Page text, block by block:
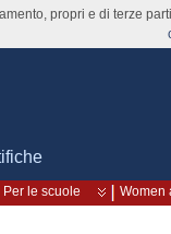
Per le scuole Women
propri e di terze